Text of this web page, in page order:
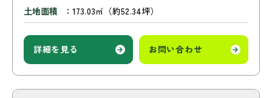
土地面積
173.03㎡（約52.34坪）
詳細を見る お問い合わせ